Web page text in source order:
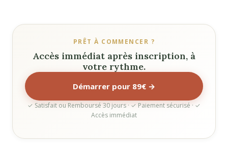
PRÊT À COMMENCER ?
Accès immédiat après inscription, à
votre rythme.
Démarrer pour 89€ →
✓ Satisfait ou Remboursé 30 jours · ✓ Paiement sécurisé · ✓
Accès immédiat